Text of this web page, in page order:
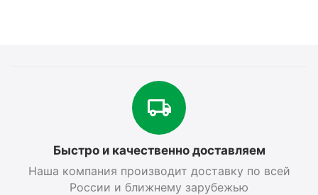
Быстро и качественно доставляем
Наша компания производит доставку по всей
России и ближнему зарубежью